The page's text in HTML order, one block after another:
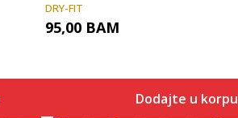
DRY-FIT
95,00 BAM
Dodajte u korpu